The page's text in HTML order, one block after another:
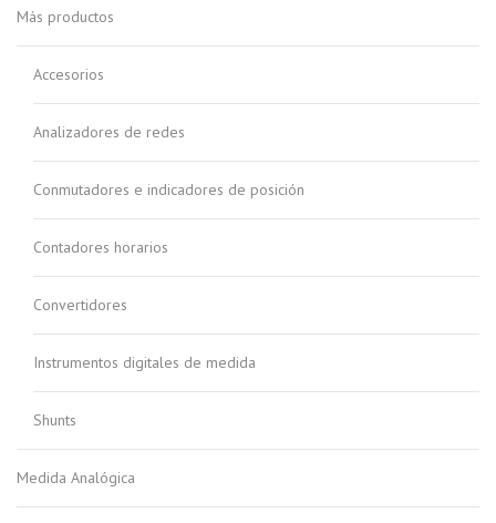
Más productos
Accesorios
Analizadores de redes
Conmutadores e indicadores de posición
Contadores horarios
Convertidores
Instrumentos digitales de medida
Shunts
Medida Analógica